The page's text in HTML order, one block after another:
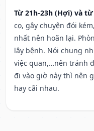
Từ 21h-23h (Hợi) và từ
cọ, gây chuyện đói
nhất nên hoãn lại.
lây bệnh. Nói chung
việc quan,…nên tránh
đi vào giờ này thì nên
hay cãi nhau.